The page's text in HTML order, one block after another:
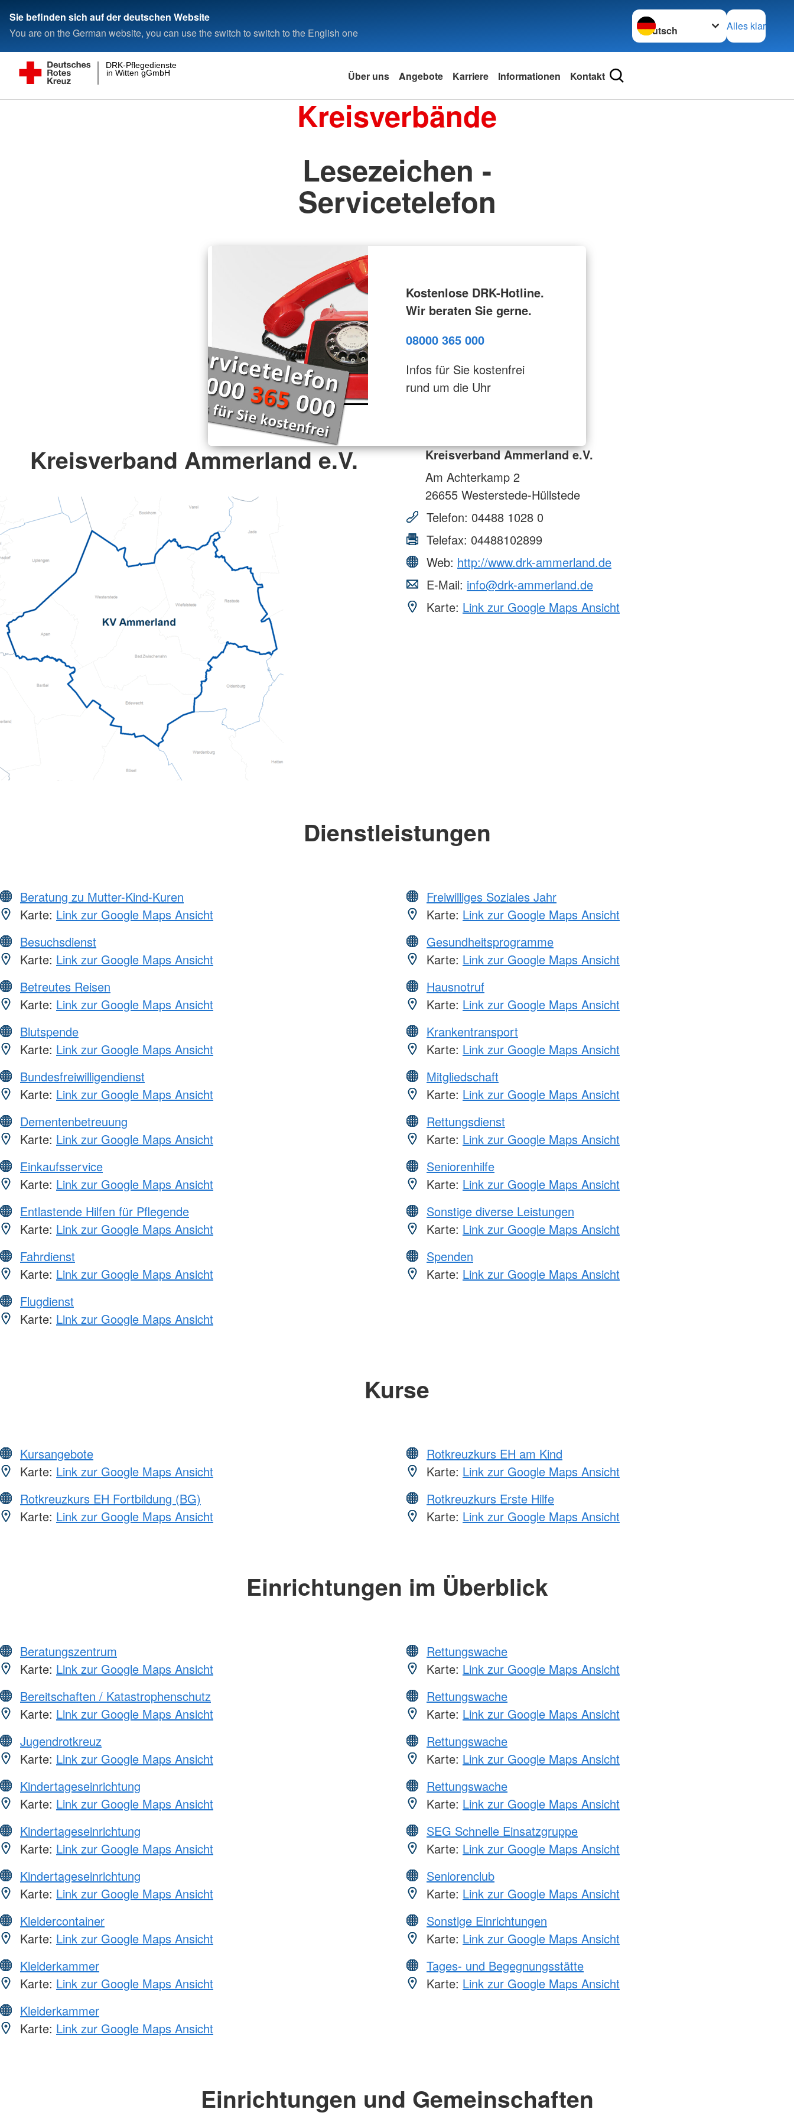
Sie befinden sich auf der deutschen Website
You are on the German website, you can use the switch to switch to the English one
Sprache wechseln zu
Alles klar
in Witten gGmbH
DRK-Pflegedienste
Über uns Angebote Karriere Informationen Kontakt
Kreisverbände
Lesezeichen -
Servicetelefon
Kostenlose DRK-Hotline.
Wir beraten Sie gerne.
08000 365 000
Infos für Sie kostenfrei
rund um die Uhr
Kreisverband Ammerland e.V.
Kreisverband Ammerland e.V.
Am Achterkamp 2
26655 Westerstede-Hüllstede
Telefon: 04488 1028 0
Telefax: 04488102899
Web: http://www.drk-ammerland.de
E-Mail: info@drk-ammerland.de
Karte: Link zur Google Maps Ansicht
Dienstleistungen
Beratung zu Mutter-Kind-Kuren
Karte: Link zur Google Maps Ansicht
Besuchsdienst
Karte: Link zur Google Maps Ansicht
Betreutes Reisen
Karte: Link zur Google Maps Ansicht
Blutspende
Karte: Link zur Google Maps Ansicht
Bundesfreiwilligendienst
Karte: Link zur Google Maps Ansicht
Dementenbetreuung
Karte: Link zur Google Maps Ansicht
Einkaufsservice
Karte: Link zur Google Maps Ansicht
Entlastende Hilfen für Pflegende
Karte: Link zur Google Maps Ansicht
Fahrdienst
Karte: Link zur Google Maps Ansicht
Flugdienst
Karte: Link zur Google Maps Ansicht
Freiwilliges Soziales Jahr
Karte: Link zur Google Maps Ansicht
Gesundheitsprogramme
Karte: Link zur Google Maps Ansicht
Hausnotruf
Karte: Link zur Google Maps Ansicht
Krankentransport
Karte: Link zur Google Maps Ansicht
Mitgliedschaft
Karte: Link zur Google Maps Ansicht
Rettungsdienst
Karte: Link zur Google Maps Ansicht
Seniorenhilfe
Karte: Link zur Google Maps Ansicht
Sonstige diverse Leistungen
Karte: Link zur Google Maps Ansicht
Spenden
Karte: Link zur Google Maps Ansicht
Kurse
Kursangebote
Karte: Link zur Google Maps Ansicht
Rotkreuzkurs EH Fortbildung (BG)
Karte: Link zur Google Maps Ansicht
Rotkreuzkurs EH am Kind
Karte: Link zur Google Maps Ansicht
Rotkreuzkurs Erste Hilfe
Karte: Link zur Google Maps Ansicht
Einrichtungen im Überblick
Beratungszentrum
Karte: Link zur Google Maps Ansicht
Bereitschaften / Katastrophenschutz
Karte: Link zur Google Maps Ansicht
Jugendrotkreuz
Karte: Link zur Google Maps Ansicht
Kindertageseinrichtung
Karte: Link zur Google Maps Ansicht
Kindertageseinrichtung
Karte: Link zur Google Maps Ansicht
Kindertageseinrichtung
Karte: Link zur Google Maps Ansicht
Kleidercontainer
Karte: Link zur Google Maps Ansicht
Kleiderkammer
Karte: Link zur Google Maps Ansicht
Kleiderkammer
Karte: Link zur Google Maps Ansicht
Rettungswache
Karte: Link zur Google Maps Ansicht
Rettungswache
Karte: Link zur Google Maps Ansicht
Rettungswache
Karte: Link zur Google Maps Ansicht
Rettungswache
Karte: Link zur Google Maps Ansicht
SEG Schnelle Einsatzgruppe
Karte: Link zur Google Maps Ansicht
Seniorenclub
Karte: Link zur Google Maps Ansicht
Sonstige Einrichtungen
Karte: Link zur Google Maps Ansicht
Tages- und Begegnungsstätte
Karte: Link zur Google Maps Ansicht
Einrichtungen und Gemeinschaften